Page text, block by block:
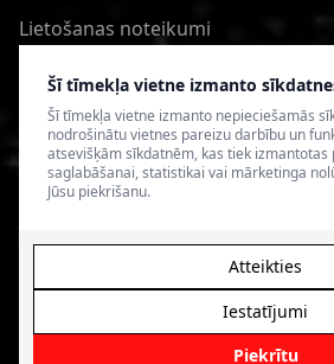
Šī tīmekļa vietne izmanto
Šī tīmekļa vietne izmanto nepieciešamās
nodrošinātu vietnes pareizu darbību un
atsevišķām sīkdatnēm, kas tiek
saglabāšanai, statistikai vai mārketinga
Jūsu piekrišanu.
Piekrītu
Iestatījumi
Atteikties
Lietošanas noteikumi
Privātuma politika
© 2026 4SPEED.LV. Visas tiesības
veikala izveide - Magecode.